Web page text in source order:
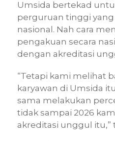
Umsida bertekad
perguruan tinggi yang
nasional. Nah cara
pengakuan secara
dengan akreditasi
“Tetapi kami melihat
karyawan di Umsida
sama melakukan
tidak sampai 2026
akreditasi unggul itu,”